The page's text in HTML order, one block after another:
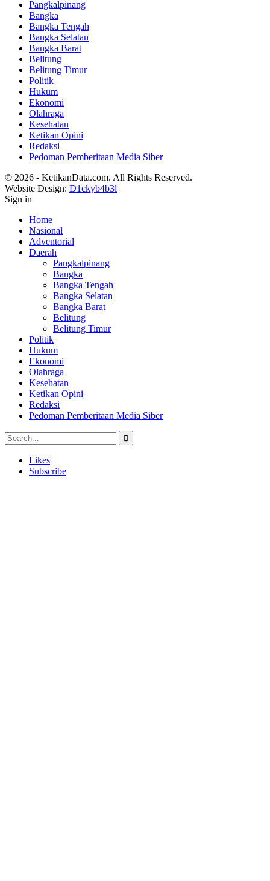
Pangkalpinang
Bangka
Bangka Tengah
Bangka Selatan
Bangka Barat
Belitung
Belitung Timur
Politik
Hukum
Ekonomi
Olahraga
Kesehatan
Ketikan Opini
Redaksi
Pedoman Pemberitaan Media Siber
© 2026 - KetikanData.com. All Rights Reserved.
Website Design: D1ckyb4b3l
Sign in
Home
Nasional
Adventorial
Daerah
Pangkalpinang
Bangka
Bangka Tengah
Bangka Selatan
Bangka Barat
Belitung
Belitung Timur
Politik
Hukum
Ekonomi
Olahraga
Kesehatan
Ketikan Opini
Redaksi
Pedoman Pemberitaan Media Siber
Likes
Subscribe